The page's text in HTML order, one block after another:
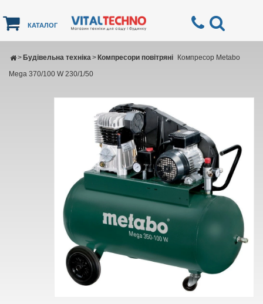
КАТАЛОГ
Будівельна техніка
> Компресори повітряні
>
Компресор Metabo
Mega 370/100 W 230/1/50